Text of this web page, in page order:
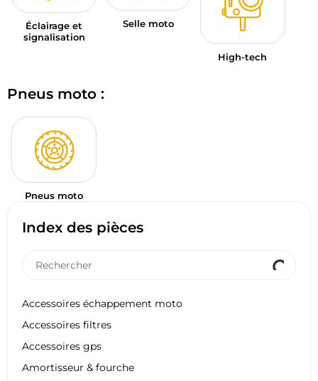
Index des pièces
Accessoires échappement moto
Accessoires filtres
Accessoires gps
Amortisseur & fourche
Éclairage et
signalisation
Selle moto
High-tech
Pneus moto :
Pneus moto